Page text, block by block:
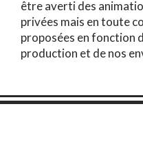
être averti des
privées mais en toute
proposées en fonction
production et de nos